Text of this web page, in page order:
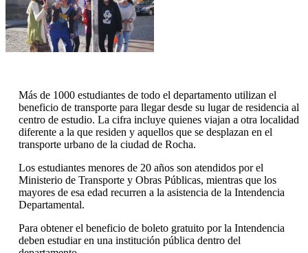
Más de 1000 estudiantes de todo el departamento utilizan el
beneficio de transporte para llegar desde su lugar de residencia al
centro de estudio. La cifra incluye quienes viajan a otra localidad
diferente a la que residen y aquellos que se desplazan en el
transporte urbano de la ciudad de Rocha.
Los estudiantes menores de 20 años son atendidos por el
Ministerio de Transporte y Obras Públicas, mientras que los
mayores de esa edad recurren a la asistencia de la Intendencia
Departamental.
Para obtener el beneficio de boleto gratuito por la Intendencia
deben estudiar en una institución pública dentro del